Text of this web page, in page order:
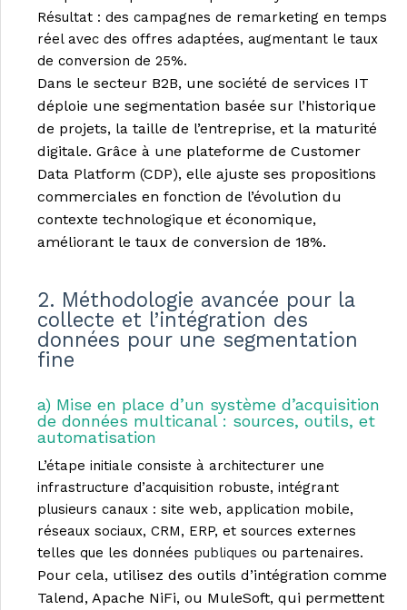
Résultat : des campagnes de remarketing en temps
réel avec des offres adaptées, augmentant le taux
de conversion de 25%.
Dans le secteur B2B, une société de services IT
déploie une segmentation basée sur l’historique
de projets, la taille de l’entreprise, et la maturité
digitale. Grâce à une plateforme de Customer
Data Platform (CDP), elle ajuste ses propositions
commerciales en fonction de l’évolution du
contexte technologique et économique,
améliorant le taux de conversion de 18%.
2. Méthodologie avancée pour la
collecte et l’intégration des
données pour une segmentation
fine
a) Mise en place d’un système d’acquisition
de données multicanal : sources, outils, et
automatisation
L’étape initiale consiste à architecturer une
infrastructure d’acquisition robuste, intégrant
plusieurs canaux : site web, application mobile,
réseaux sociaux, CRM, ERP, et sources externes
telles que les données publiques ou partenaires.
Pour cela, utilisez des outils d’intégration comme
Talend, Apache NiFi, ou MuleSoft, qui permettent